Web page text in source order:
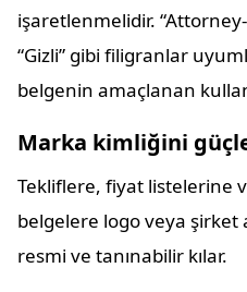
işaretlenmelidir.
“Gizli” gibi filigranlar
belgenin amaçlanan
Marka kimliğini
Tekliflere, fiyat listelerine
belgelere logo veya şirket
resmi ve tanınabilir kılar.